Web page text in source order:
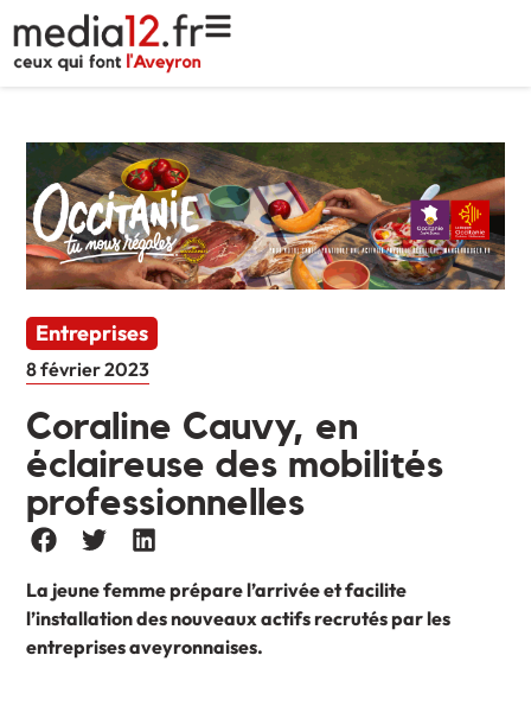
Entreprises
8 février 2023
Coraline Cauvy, en
éclaireuse des mobilités
professionnelles
La jeune femme prépare l’arrivée et facilite
l’installation des nouveaux actifs recrutés par les
entreprises aveyronnaises.